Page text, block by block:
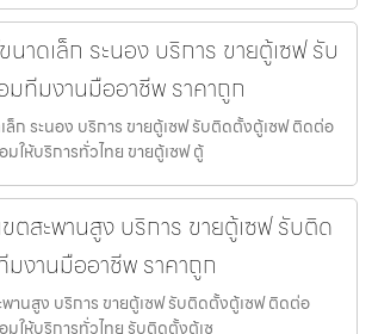
นาดเล็ก ระนอง บริการ ขายตู้เซฟ รับ
ทีมงานมืออาชีพ ราคาถูก
ล็ก ระนอง บริการ ขายตู้เซฟ รับติดตั้งตู้เซฟ ติดต่อ
ให้บริการทั่วไทย ขายตู้เซฟ ตู้
ตสะพานสูง บริการ ขายตู้เซฟ รับติด
งานมืออาชีพ ราคาถูก
านสูง บริการ ขายตู้เซฟ รับติดตั้งตู้เซฟ ติดต่อ
ให้บริการทั่วไทย รับติดตั้งตู้เซ